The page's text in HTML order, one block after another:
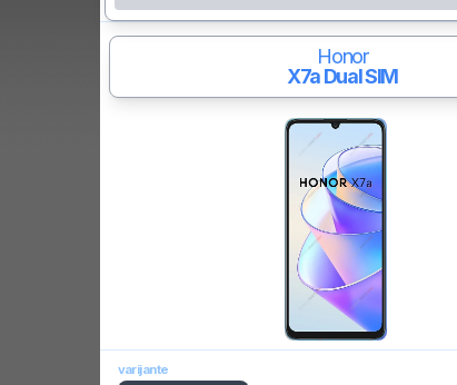
Honor
X7aDual SIM
varijante